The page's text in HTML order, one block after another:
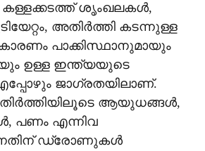
ശൃംഖലകള്‍,
അതിര്‍ത്തി കടന്നുള്ള
പാക്കിസ്ഥാനുമായും
ഉള്ള ഇന്ത്യയുടെ
ജാഗ്രതയിലാണ്.
ആയുധങ്ങള്‍,
പണം എന്നിവ
ഡ്രോണുകള്‍